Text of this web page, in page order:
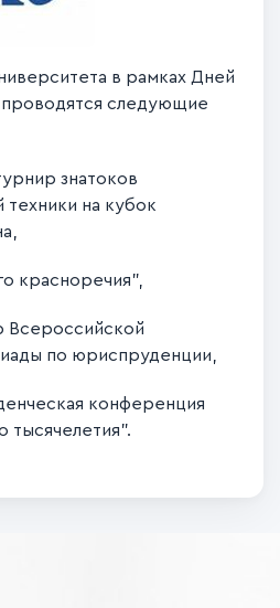
в рамках Дней
проводятся следующие
знатоков
техники на кубок
красноречия",
Всероссийской
по юриспруденции,
конференция
тысячелетия".